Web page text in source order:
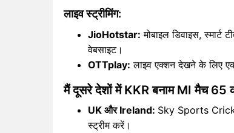
लाइव स्ट्रीमिंग:
JioHotstar: मोबाइल डिवाइस,
वेबसाइट।
OTTplay: लाइव एक्शन देखने के लिए
मैं दूसरे देशों में KKR बनाम MI मैच 65
UK और Ireland: Sky Sports
स्ट्रीम करें।